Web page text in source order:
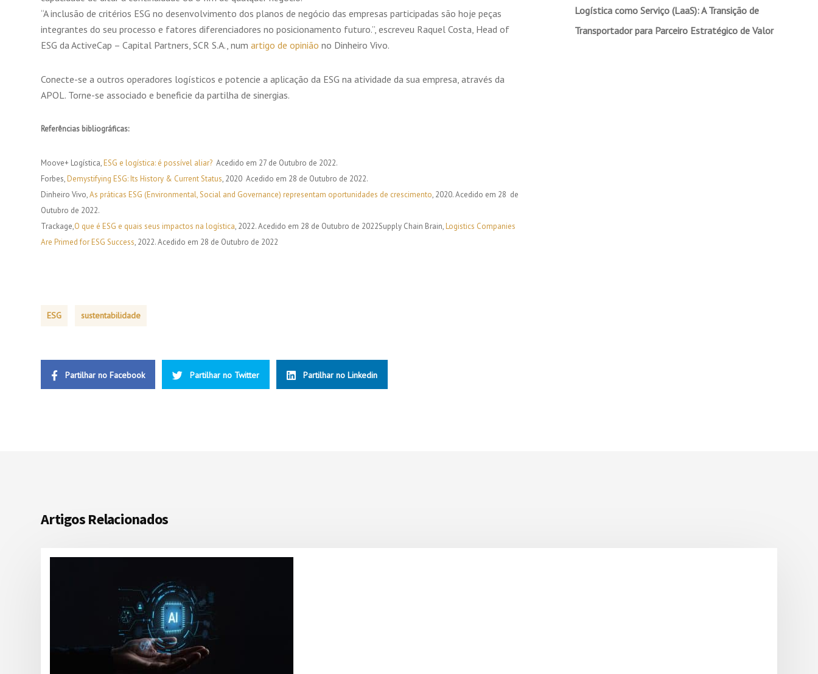
“A inclusão de critérios ESG no desenvolvimento dos planos de negócio das empresas participadas são hoje peças
integrantes do seu processo e fatores diferenciadores no posicionamento futuro.”, escreveu Raquel Costa, Head of
ESG da ActiveCap – Capital Partners, SCR S.A., num artigo de opinião no Dinheiro Vivo.
Conecte-se a outros operadores logísticos e potencie a aplicação da ESG na atividade da sua empresa, através da
APOL. Torne-se associado e beneficie da partilha de sinergias.
Referências bibliográficas:
Moove+ Logística,ESG e logística: é possível aliar? Acedido em 27 de Outubro de 2022.
Forbes,Demystifying ESG: Its History & Current Status, 2020 Acedido em 28 de Outubro de 2022.
Dinheiro Vivo,As práticas ESG (Environmental, Social and Governance) representam oportunidades de crescimento, 2020. Acedido em 28 de
Outubro de 2022.
Trackage,O que é ESG e quais seus impactos na logística, 2022. Acedido em 28 de Outubro de 2022Supply Chain Brain,Logistics Companies
Are Primed for ESG Success, 2022. Acedido em 28 de Outubro de 2022
ESG sustentabilidade
Partilhar no Facebook Partilhar no Twitter Partilhar no Linkedin
Logística como Serviço (LaaS): A Transição de
Transportador para Parceiro Estratégico de Valor
Artigos Relacionados